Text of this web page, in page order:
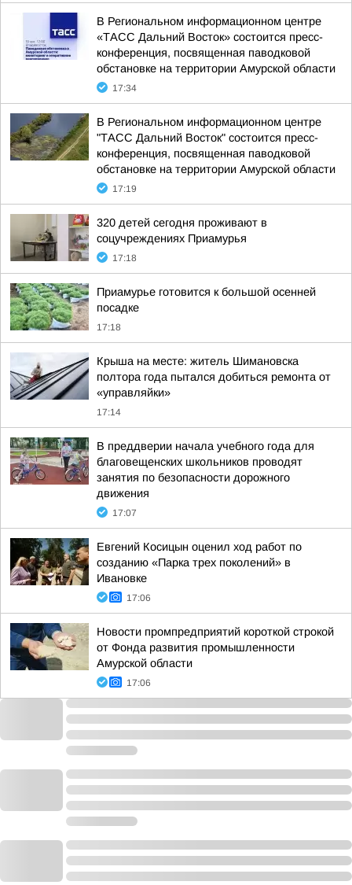
В Региональном информационном центре
«ТАСС Дальний Восток» состоится пресс-
конференция, посвященная паводковой
обстановке на территории Амурской области
17:34
В Региональном информационном центре
"ТАСС Дальний Восток" состоится пресс-
конференция, посвященная паводковой
обстановке на территории Амурской области
17:19
320 детей сегодня проживают в
соцучреждениях Приамурья
17:18
Приамурье готовится к большой осенней
посадке
17:18
Крыша на месте: житель Шимановска
полтора года пытался добиться ремонта от
«управляйки»
17:14
В преддверии начала учебного года для
благовещенских школьников проводят
занятия по безопасности дорожного
движения
17:07
Евгений Косицын оценил ход работ по
созданию «Парка трех поколений» в
Ивановке
17:06
Новости промпредприятий короткой строкой
от Фонда развития промышленности
Амурской области
17:06